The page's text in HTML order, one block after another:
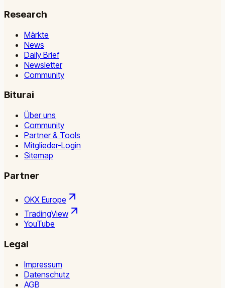
Research
Märkte
News
Daily Brief
Newsletter
Community
Biturai
Über uns
Community
Partner & Tools
Mitglieder-Login
Sitemap
Partner
OKX Europe
TradingView
YouTube
Legal
Impressum
Datenschutz
AGB